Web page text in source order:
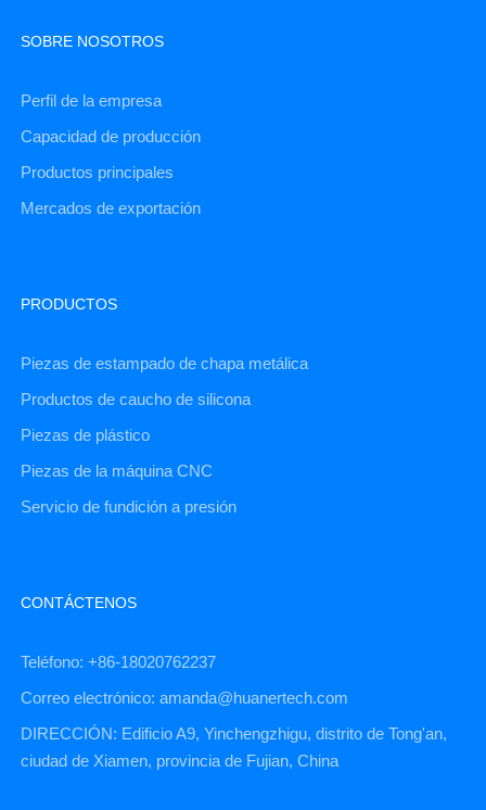
SOBRE NOSOTROS
Perfil de la empresa
Capacidad de producción
Productos principales
Mercados de exportación
PRODUCTOS
Piezas de estampado de chapa metálica
Productos de caucho de silicona
Piezas de plástico
Piezas de la máquina CNC
Servicio de fundición a presión
CONTÁCTENOS
Teléfono: +86-18020762237
Correo electrónico: amanda@huanertech.com
DIRECCIÓN: Edificio A9, Yinchengzhigu, distrito de Tong'an,
ciudad de Xiamen, provincia de Fujian, China